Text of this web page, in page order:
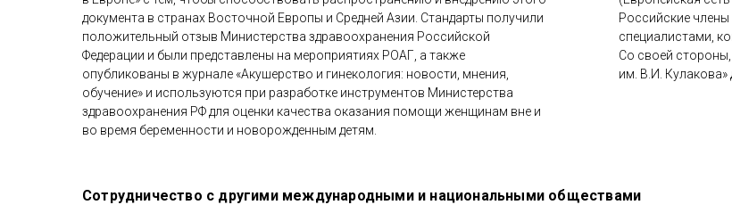
документа в странах Восточной Европы и Средней Азии. Стандарты получили
положительный отзыв Министерства здравоохранения Российской
Федерации и были представлены на мероприятиях РОАГ, а также
опубликованы в журнале «Акушерство и гинекология: новости, мнения,
обучение» и используются при разработке инструментов Министерства
здравоохранения РФ для оценки качества оказания помощи женщинам вне и
во время беременности и новорожденным детям.
Российские
специалистами,
Со своей
им. В.И. Кулакова»
Сотрудничество с другими международными и национальными обществами